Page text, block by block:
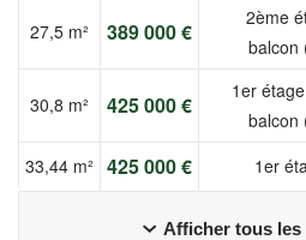
Les informations sur les risques
sont disponibles sur le site
www.georisques.gouv.fr
27,5 m² 389 000 €
2ème
balcon
30,8 m² 425 000 €
1er
balcon
33,44 m² 425 000 € 1er
Afficher tous les